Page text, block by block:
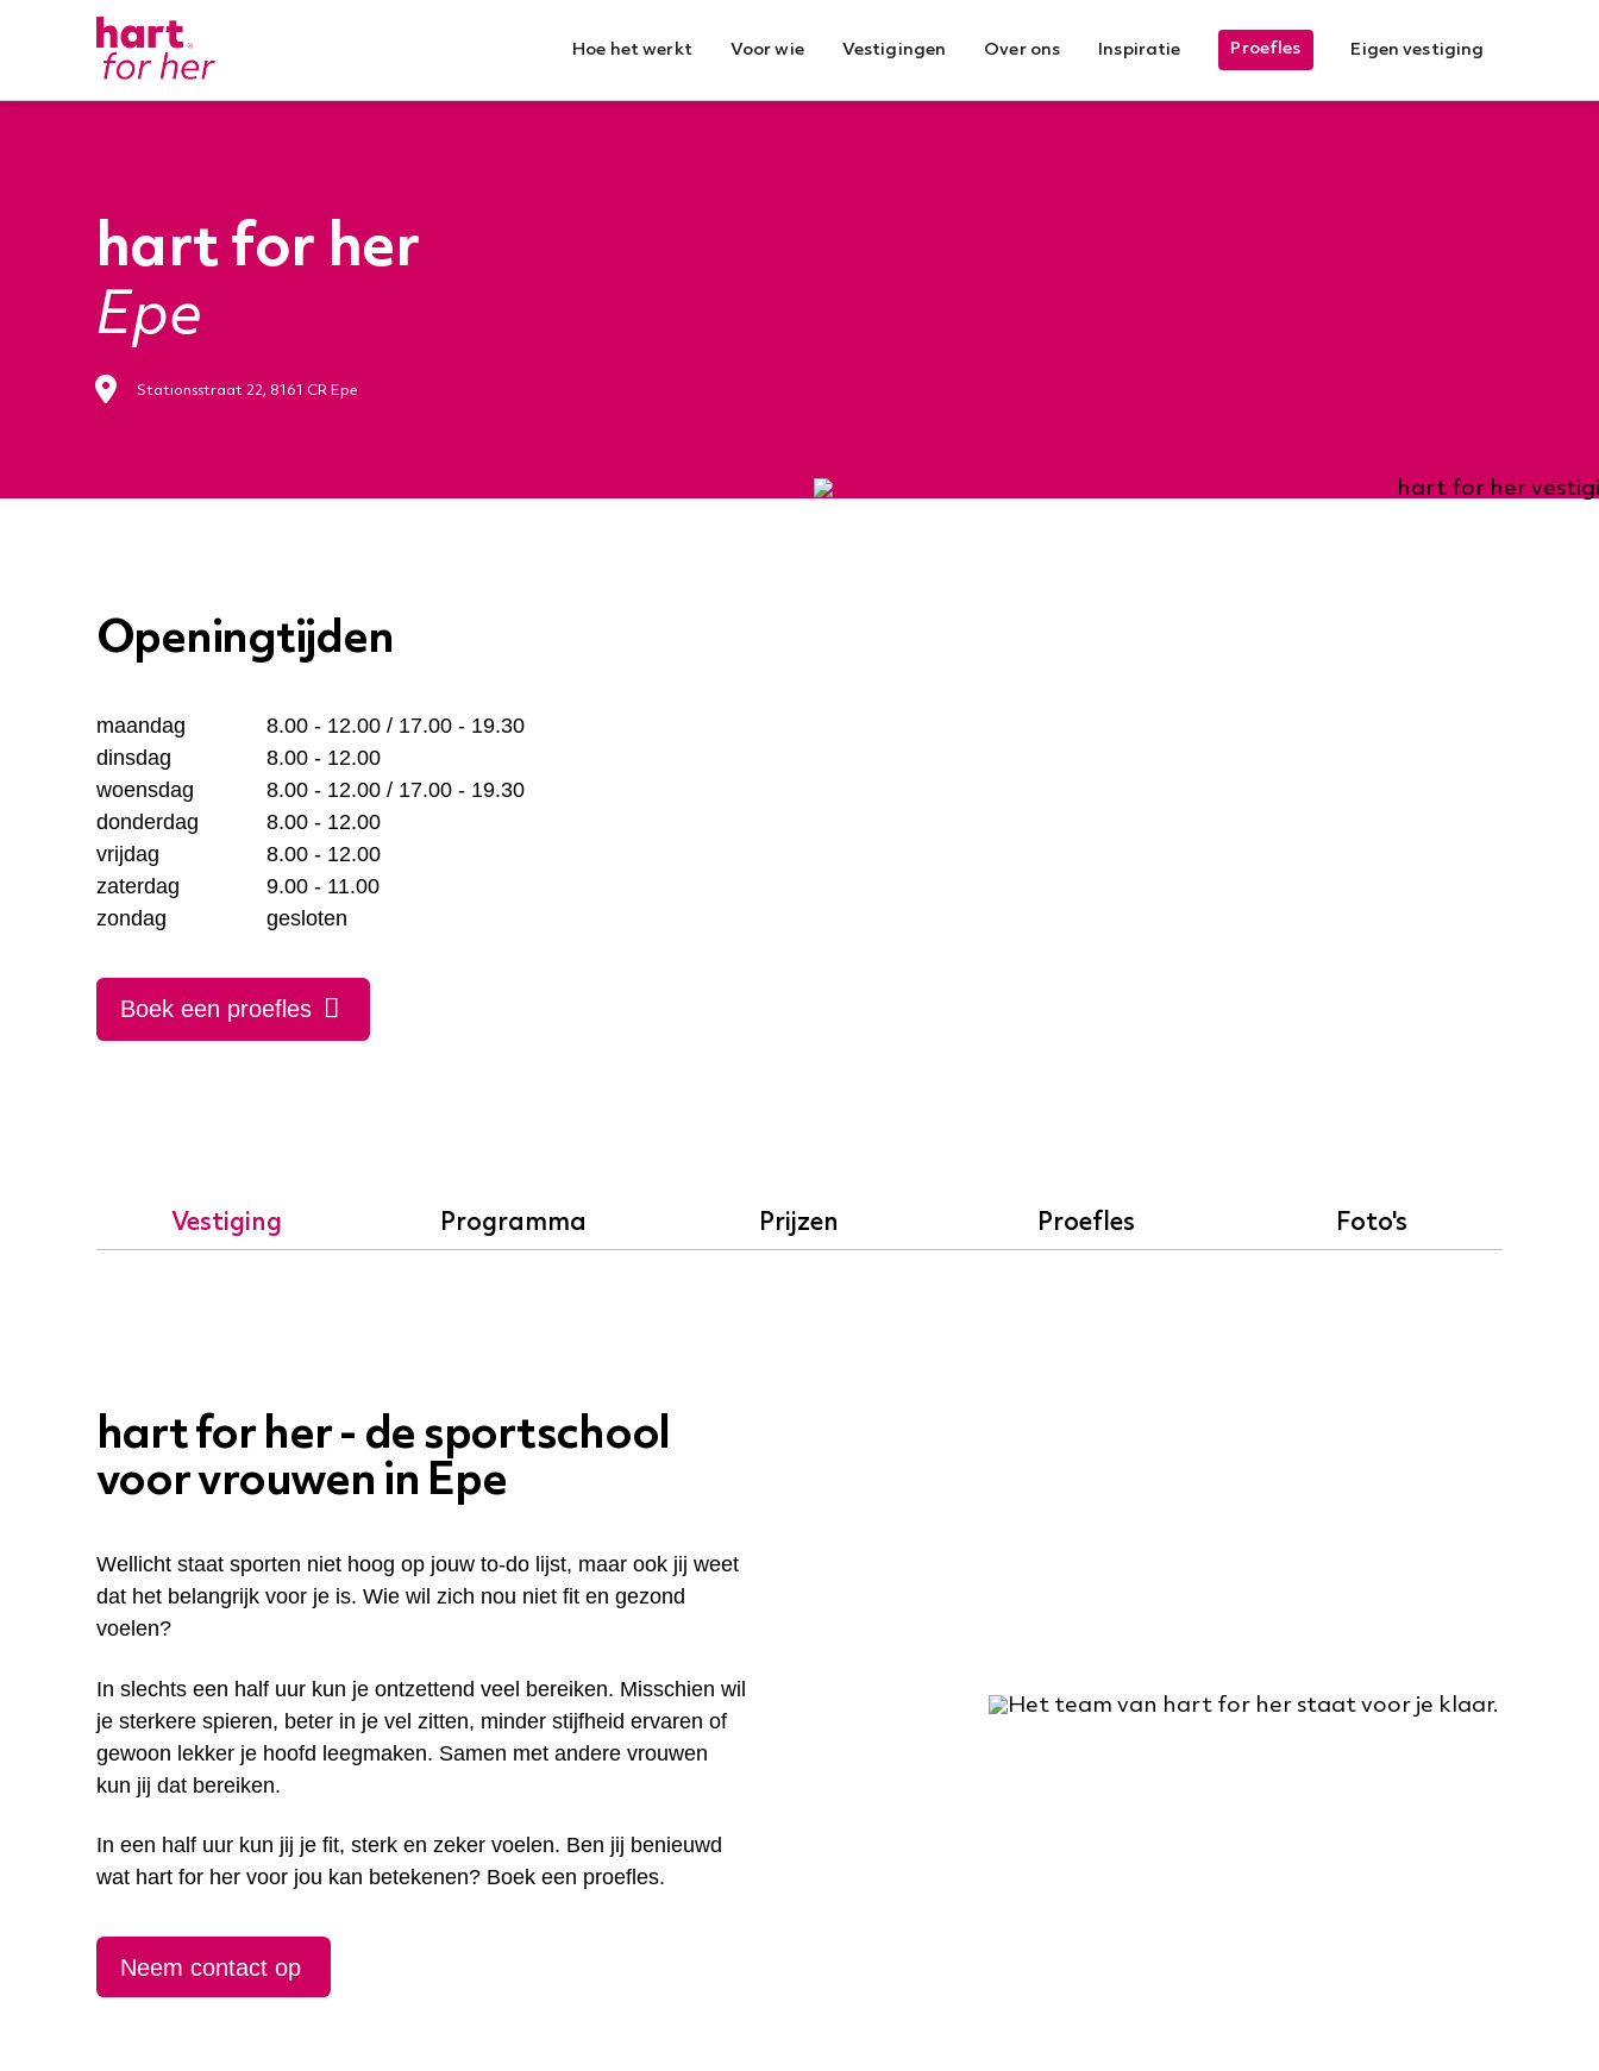
Hoe het werkt Voor wie Vestigingen Over ons Inspiratie Proefles Eigen vestiging
hart for her
Epe
Stationsstraat 22, 8161 CR Epe
Openingtijden
maandag
dinsdag
woensdag
donderdag
vrijdag
zaterdag
zondag
8.00 - 12.00 / 17.00 - 19.30
8.00 - 12.00
8.00 - 12.00 / 17.00 - 19.30
8.00 - 12.00
8.00 - 12.00
9.00 - 11.00
gesloten
Boek een proefles
Vestiging Programma Prijzen Proefles Foto's
hart for her - de sportschool
voor vrouwen in Epe
Wellicht staat sporten niet hoog op jouw to-do lijst, maar ook jij weet
dat het belangrijk voor je is. Wie wil zich nou niet fit en gezond
voelen?
In slechts een half uur kun je ontzettend veel bereiken. Misschien wil
je sterkere spieren, beter in je vel zitten, minder stijfheid ervaren of
gewoon lekker je hoofd leegmaken. Samen met andere vrouwen
kun jij dat bereiken.
In een half uur kun jij je fit, sterk en zeker voelen. Ben jij benieuwd
wat hart for her voor jou kan betekenen? Boek een proefles.
Neem contact op